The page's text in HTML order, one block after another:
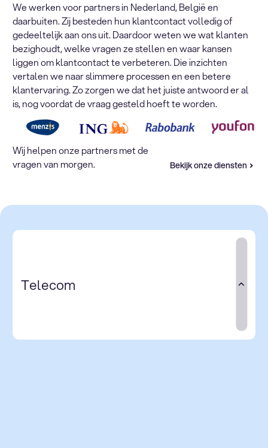
We werken voor partners in Nederland, België en
daarbuiten. Zij besteden hun klantcontact volledig of
gedeeltelijk aan ons uit. Daardoor weten we wat klanten
bezighoudt, welke vragen ze stellen en waar kansen
liggen om klantcontact te verbeteren. Die inzichten
vertalen we naar slimmere processen en een betere
klantervaring. Zo zorgen we dat het juiste antwoord er al
is, nog voordat de vraag gesteld hoeft te worden.
Wij helpen onze partners met de
vragen van morgen.
Bekijk onze diensten
Telecom